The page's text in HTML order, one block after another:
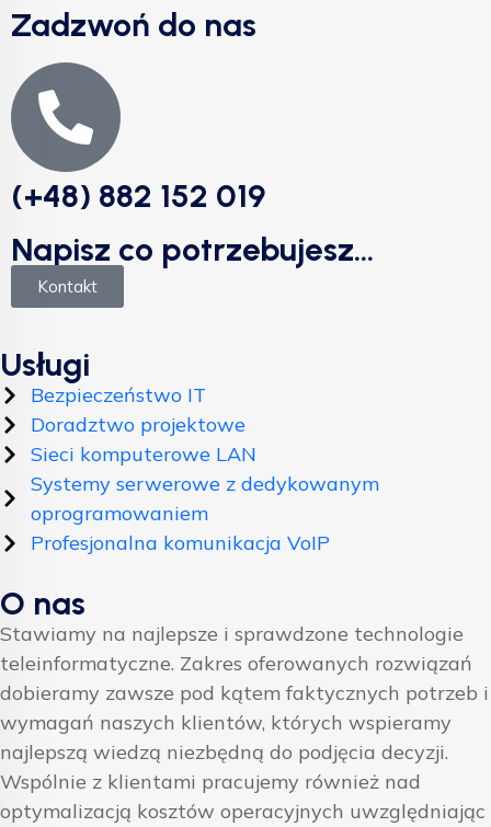
Zadzwoń do nas
(+48) 882 152 019
Napisz co potrzebujesz...
Kontakt
Usługi
Bezpieczeństwo IT
Doradztwo projektowe
Sieci komputerowe LAN
Systemy serwerowe z dedykowanym
oprogramowaniem
Profesjonalna komunikacja VoIP
O nas
Stawiamy na najlepsze i sprawdzone technologie
teleinformatyczne. Zakres oferowanych rozwiązań
dobieramy zawsze pod kątem faktycznych potrzeb i
wymagań naszych klientów, których wspieramy
najlepszą wiedzą niezbędną do podjęcia decyzji.
Wspólnie z klientami pracujemy również nad
optymalizacją kosztów operacyjnych uwzględniając